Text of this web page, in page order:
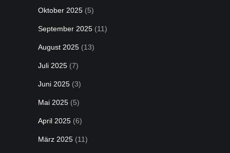
Oktober 2025 (5)
September 2025 (11)
August 2025 (13)
Juli 2025 (7)
Juni 2025 (3)
Mai 2025 (5)
April 2025 (6)
März 2025 (11)